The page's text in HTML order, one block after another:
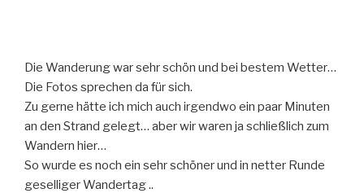
Die Wanderung war sehr schön und bei bestem Wetter…
Die Fotos sprechen da für sich.
Zu gerne hätte ich mich auch irgendwo ein paar Minuten
an den Strand gelegt… aber wir waren ja schließlich zum
Wandern hier…
So wurde es noch ein sehr schöner und in netter Runde
geselliger Wandertag ..